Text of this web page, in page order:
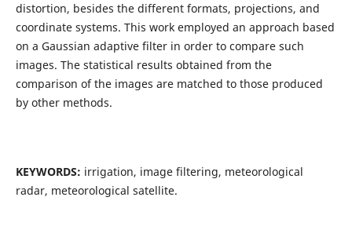
distortion, besides the different formats, projections, and
coordinate systems. This work employed an approach based
on a Gaussian adaptive filter in order to compare such
images. The statistical results obtained from the
comparison of the images are matched to those produced
by other methods.
KEYWORDS: irrigation, image filtering, meteorological
radar, meteorological satellite.